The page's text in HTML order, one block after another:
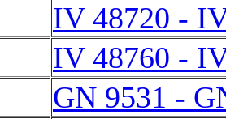
IV 48720 -
IV 48760 -
GN 9531 -